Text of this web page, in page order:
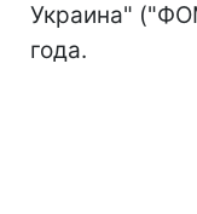
Украина"
года.